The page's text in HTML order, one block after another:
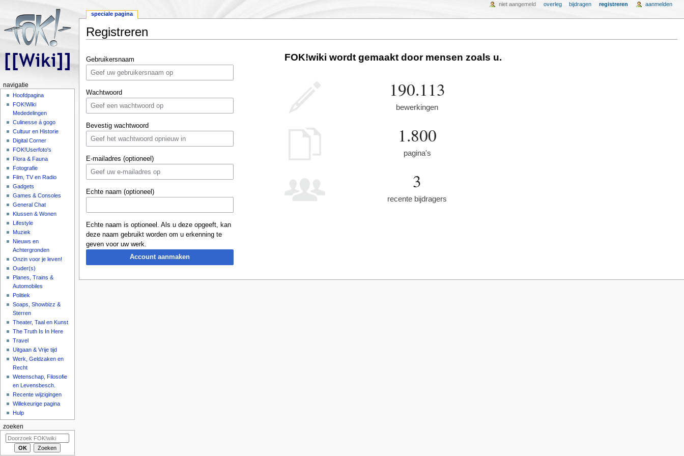
Registreren
Gebruikersnaam
Wachtwoord
Bevestig wachtwoord
E-mailadres (optioneel)
Echte naam (optioneel)
Echte naam is optioneel. Als u deze opgeeft, kan
deze naam gebruikt worden om u erkenning te
geven voor uw werk.
Account aanmaken
FOK!wiki wordt gemaakt door mensen zoals u.
190.113
bewerkingen
1.800
pagina's
3
recente bijdragers
speciale pagina
niet aangemeld overleg bijdragen registreren aanmelden
navigatie
Hoofdpagina
FOK!Wiki
Mededelingen
Culinesse á gogo
Cultuur en Historie
Digital Corner
FOK!Userfoto's
Flora & Fauna
Fotografie
Film, TV en Radio
Gadgets
Games & Consoles
General Chat
Klussen & Wonen
Lifestyle
Muziek
Nieuws en
Achtergronden
Onzin voor je leven!
Ouder(s)
Planes, Trains &
Automobiles
Politiek
Soaps, Showbizz &
Sterren
Theater, Taal en Kunst
The Truth Is In Here
Travel
Uitgaan & Vrije tijd
Werk, Geldzaken en
Recht
Wetenschap, Filosofie
en Levensbesch.
Recente wijzigingen
Willekeurige pagina
Hulp
zoeken